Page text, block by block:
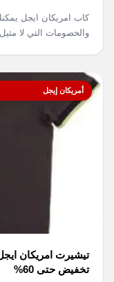
كاب امريكان ايجل
والخصومات التي لا
أمريكان إيجل
تيشيرت امريكان
تخفيض حتى 60%